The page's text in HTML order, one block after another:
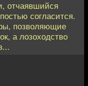
отчаявшийся
согласится.
позволяющие
а лозоходство